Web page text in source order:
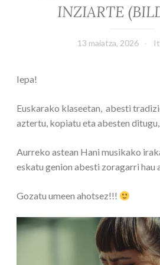
INZIARTE
13 maiatza, 2026
Iepa!
Euskarako klaseetan, abesti
aztertu, kopiatu eta abesten
Aurreko astean Hani musikako
eskatu genion abesti zoragarri hau
Gozatu umeen ahotsez!!!